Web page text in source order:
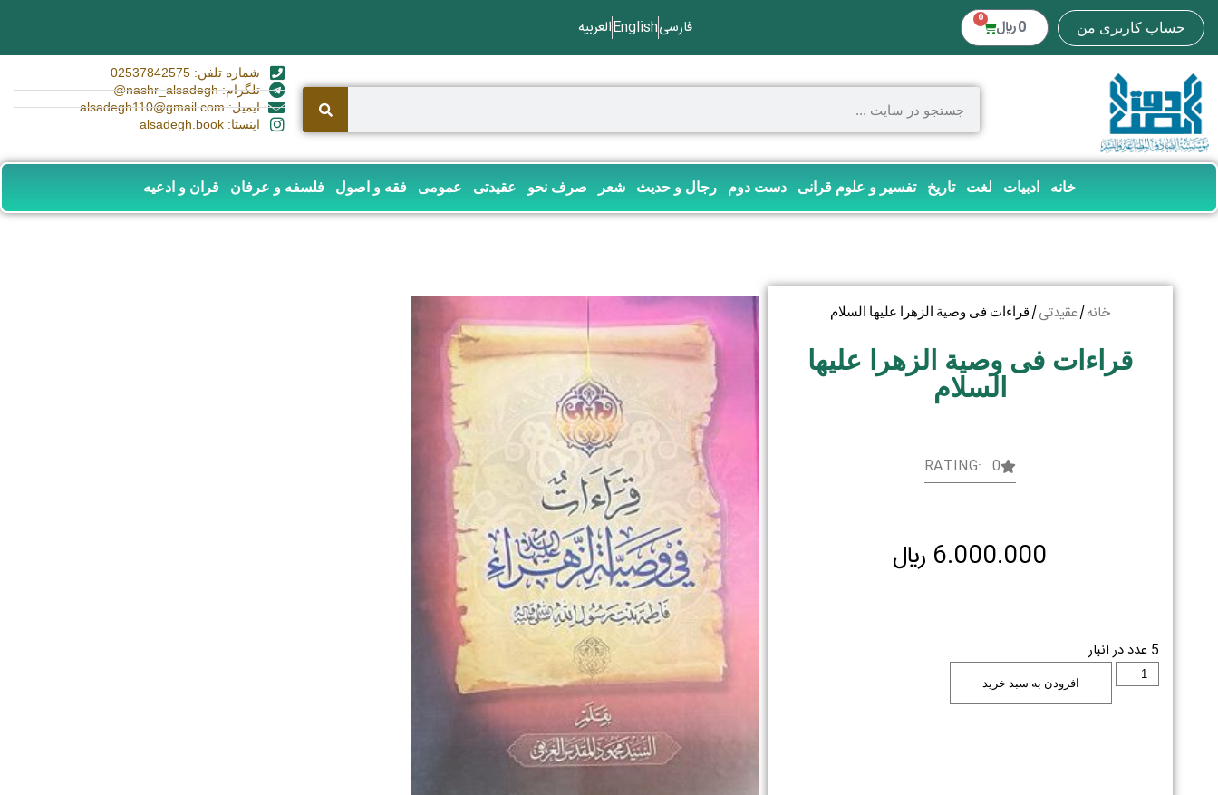
حساب کاربری من 0 ﷼ 0 فارسیEnglishالعربیه
شماره تلفن: 02537842575
تلگرام: nashr_alsadegh@
ایمیل: alsadegh110@gmail.com
اینستا: alsadegh.book
خانه ادبیات لغت تاریخ تفسیر و علوم قرانی دست دوم رجال و حدیث شعر صرف نحو عقیدتی عمومی فقه و اصول فلسفه و عرفان قران و ادعیه
خانه/عقیدتی/ قراءات فی وصیة الزهرا علیها السلام
قراءات فی وصیة الزهرا علیها
السلام
RATING: 0
6.000.000 ﷼
5 عدد در انبار
افزودن به سبد خرید